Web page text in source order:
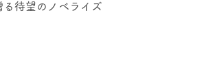
る待望のノベライズ